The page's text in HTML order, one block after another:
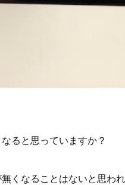
ると思っていますか？
くなることはないと思わ